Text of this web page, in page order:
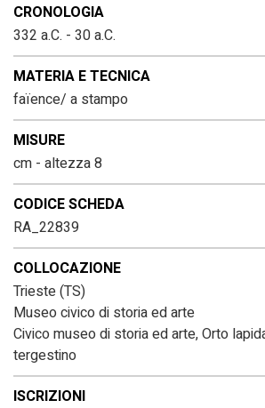
CRONOLOGIA
332 a.C. - 30 a.C.
MATERIA E TECNICA
faïence/ a stampo
MISURE
cm - altezza 8
CODICE SCHEDA
RA_22839
COLLOCAZIONE
Trieste (TS)
Museo civico di storia ed arte
Civico museo di storia ed arte, Orto
tergestino
ISCRIZIONI